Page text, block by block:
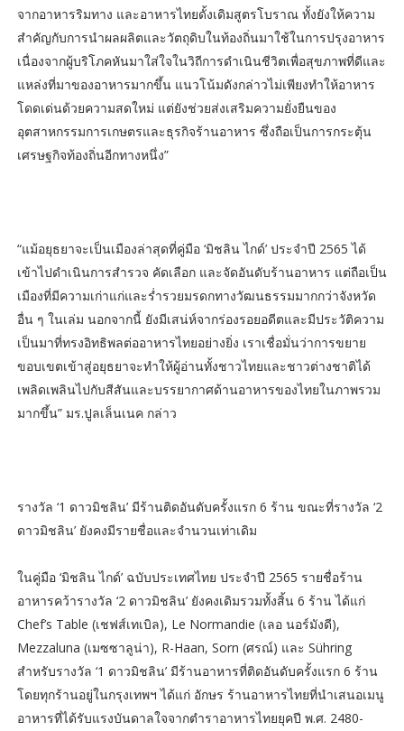
จากอาหารริมทาง และอาหารไทยดั้งเดิมสูตรโบราณ ทั้งยังให้ความ
สำคัญกับการนำผลผลิตและวัตถุดิบในท้องถิ่นมาใช้ในการปรุงอาหาร
เนื่องจากผู้บริโภคหันมาใส่ใจในวิถีการดำเนินชีวิตเพื่อสุขภาพที่ดีและ
แหล่งที่มาของอาหารมากขึ้น แนวโน้มดังกล่าวไม่เพียงทำให้อาหาร
โดดเด่นด้วยความสดใหม่ แต่ยังช่วยส่งเสริมความยั่งยืนของ
อุตสาหกรรมการเกษตรและธุรกิจร้านอาหาร ซึ่งถือเป็นการกระตุ้น
เศรษฐกิจท้องถิ่นอีกทางหนึ่ง”
“แม้อยุธยาจะเป็นเมืองล่าสุดที่คู่มือ ‘มิชลิน ไกด์’ ประจำปี 2565 ได้
เข้าไปดำเนินการสำรวจ คัดเลือก และจัดอันดับร้านอาหาร แต่ถือเป็น
เมืองที่มีความเก่าแก่และร่ำรวยมรดกทางวัฒนธรรมมากกว่าจังหวัด
อื่น ๆ ในเล่ม นอกจากนี้ ยังมีเสน่ห์จากร่องรอยอดีตและมีประวัติความ
เป็นมาที่ทรงอิทธิพลต่ออาหารไทยอย่างยิ่ง เราเชื่อมั่นว่าการขยาย
ขอบเขตเข้าสู่อยุธยาจะทำให้ผู้อ่านทั้งชาวไทยและชาวต่างชาติได้
เพลิดเพลินไปกับสีสันและบรรยากาศด้านอาหารของไทยในภาพรวม
มากขึ้น” มร.ปูลเล็นเนค กล่าว
รางวัล ‘1 ดาวมิชลิน’ มีร้านติดอันดับครั้งแรก 6 ร้าน ขณะที่รางวัล ‘2
ดาวมิชลิน’ ยังคงมีรายชื่อและจำนวนเท่าเดิม
ในคู่มือ ‘มิชลิน ไกด์’ ฉบับประเทศไทย ประจำปี 2565 รายชื่อร้าน
อาหารคว้ารางวัล ‘2 ดาวมิชลิน’ ยังคงเดิมรวมทั้งสิ้น 6 ร้าน ได้แก่
Chef’s Table (เชฟส์เทเบิล), Le Normandie (เลอ นอร์มังดี),
Mezzaluna (เมซซาลูน่า), R-Haan, Sorn (ศรณ์) และ Sühring
สำหรับรางวัล ‘1 ดาวมิชลิน’ มีร้านอาหารที่ติดอันดับครั้งแรก 6 ร้าน
โดยทุกร้านอยู่ในกรุงเทพฯ ได้แก่ อักษร ร้านอาหารไทยที่นำเสนอเมนู
อาหารที่ได้รับแรงบันดาลใจจากตำราอาหารไทยยุคปี พ.ศ. 2480-